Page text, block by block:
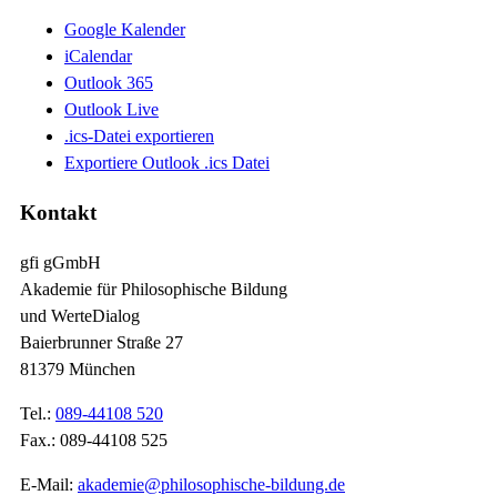
Google Kalender
iCalendar
Outlook 365
Outlook Live
.ics-Datei exportieren
Exportiere Outlook .ics Datei
Kontakt
gfi gGmbH
Akademie für Philosophische Bildung
und WerteDialog
Baierbrunner Straße 27
81379 München
Tel.: 089-44108 520
Fax.: 089-44108 525
E-Mail: akademie@philosophische-bildung.de